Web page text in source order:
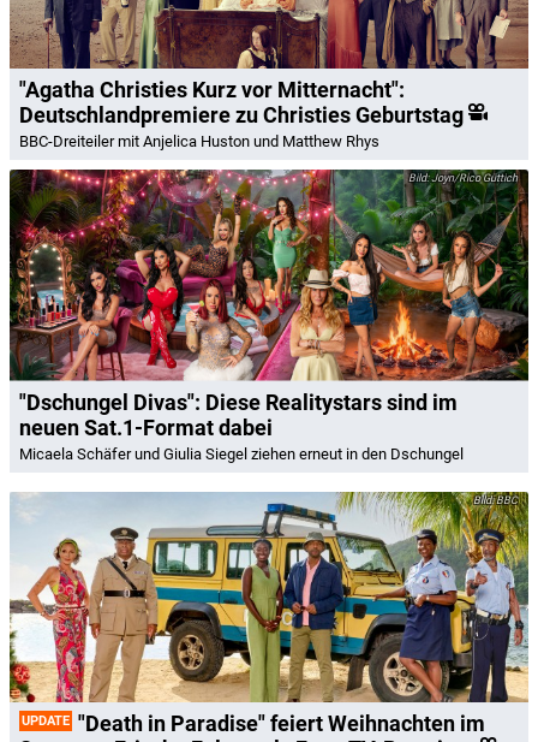
"Agatha Christies Kurz vor Mitternacht":
Deutschlandpremiere zu Christies Geburtstag
BBC-Dreiteiler mit Anjelica Huston und Matthew Rhys
Joyn/Rico Güttich
"Dschungel Divas": Diese Realitystars sind im
neuen Sat.1-Format dabei
Micaela Schäfer und Giulia Siegel ziehen erneut in den Dschungel
BBC
UPDATE "Death in Paradise" feiert Weihnachten im